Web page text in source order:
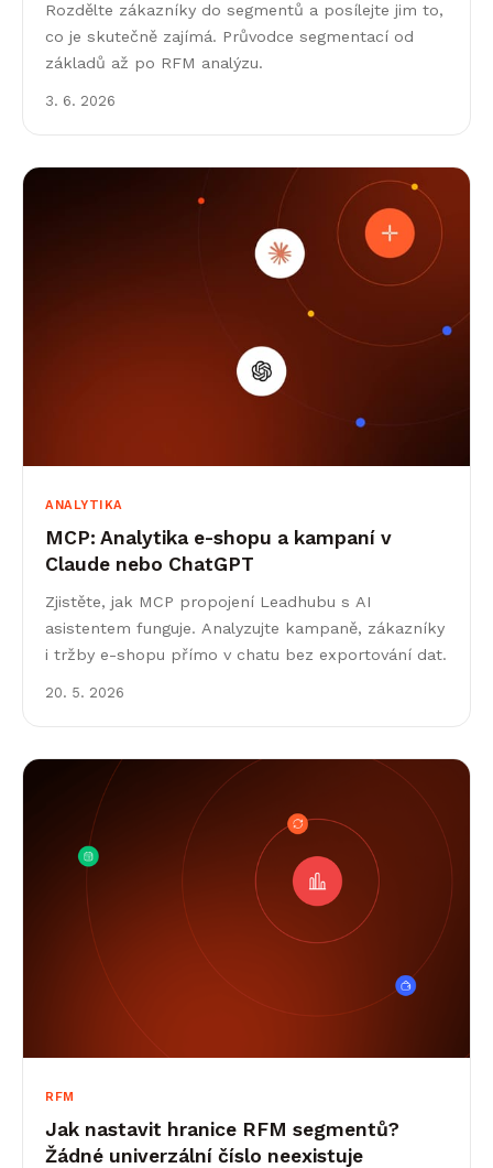
Rozdělte zákazníky do segmentů a posílejte jim to,
co je skutečně zajímá. Průvodce segmentací od
základů až po RFM analýzu.
3. 6. 2026
ANALYTIKA
MCP: Analytika e-shopu a kampaní v
Claude nebo ChatGPT
Zjistěte, jak MCP propojení Leadhubu s AI
asistentem funguje. Analyzujte kampaně, zákazníky
i tržby e-shopu přímo v chatu bez exportování dat.
20. 5. 2026
RFM
Jak nastavit hranice RFM segmentů?
Žádné univerzální číslo neexistuje